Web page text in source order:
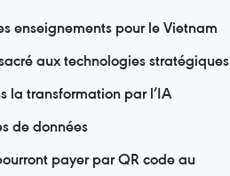
enseignements pour le Vietnam
aux technologies stratégiques
la transformation par l’IA
de données
payer par QR code au